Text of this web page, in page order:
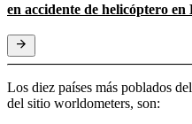
en accidente de helicóptero
Los diez países más poblados
del sitio worldometers, son: